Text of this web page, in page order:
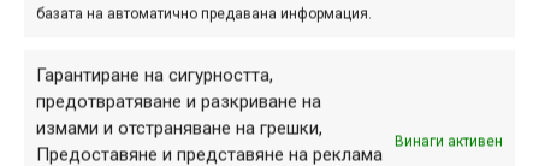
базата на автоматично предавана информация.
Гарантиране на сигурността,
предотвратяване и разкриване на
измами и отстраняване на грешки,
Предоставяне и представяне на реклама
Винаги активен